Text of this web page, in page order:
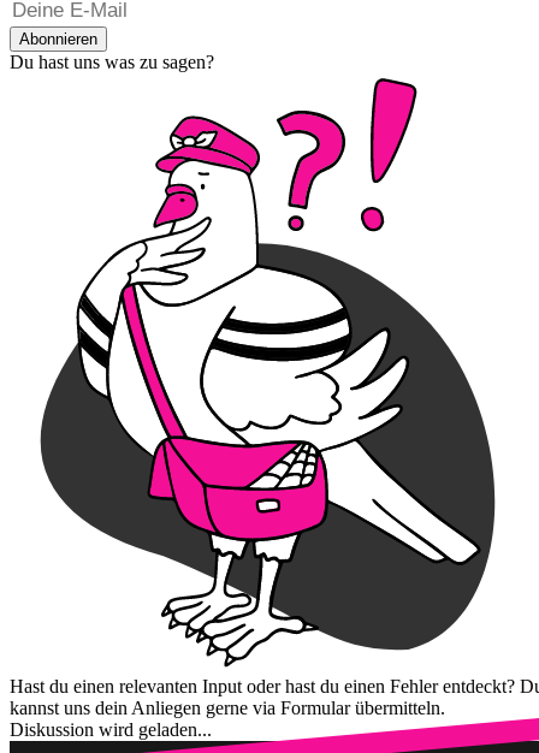
Abonnieren
Du hast uns was zu sagen?
Hast du einen relevanten Input oder hast du einen Fehler entdeckt?
kannst uns dein Anliegen gerne via Formular übermitteln.
Diskussion wird geladen...